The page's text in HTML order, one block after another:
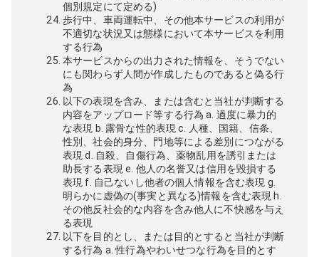
個別規定にて定める)
歩行中、車両運転中、その他本サービスの利用が
不適切な状況又は態様において本サービスを利用
する行為
本サービスからの出力された情報を、そうでない
にも関わらず人間が作成したものであると偽る行
為
以下の表現を含み、または含むと当社が判断する
内容をアップロード等する行為 a. 過度に暴力的
な表現 b. 露骨な性的表現 c. 人種、国籍、信条、
性別、社会的身分、門地等による差別につながる
表現 d. 自殺、自傷行為、薬物乱用を誘引または
助長する表現 e. 他人の名誉又は信用を毀損する
表現 f. 自己ないし他者の個人情報を含む表現 g.
明らかに虚偽の(事実と異なる)情報を含む表現 h.
その他反社会的な内容を含み他人に不快感を与え
る表現
以下を目的とし、または目的とすると当社が判断
する行為 a. 性行為やわいせつな行為を目的とす